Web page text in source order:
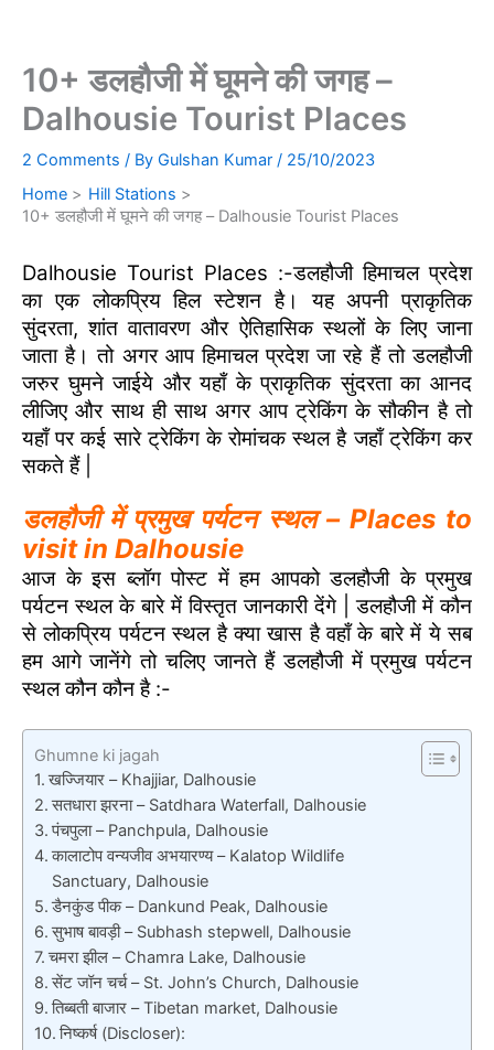
10+ डलहौजी में घूमने की जगह –
Dalhousie Tourist Places
2 Comments / By Gulshan Kumar / 25/10/2023
Home
Hill Stations
10+ डलहौजी में घूमने की जगह – Dalhousie Tourist Places
Dalhousie Tourist Places :-डलहौजी हिमाचल प्रदेश
का एक लोकप्रिय हिल स्टेशन है। यह अपनी प्राकृतिक
सुंदरता, शांत वातावरण और ऐतिहासिक स्थलों के लिए जाना
जाता है। तो अगर आप हिमाचल प्रदेश जा रहे हैं तो डलहौजी
जरुर घुमने जाईये और यहाँ के प्राकृतिक सुंदरता का आनद
लीजिए और साथ ही साथ अगर आप ट्रेकिंग के सौकीन है तो
यहाँ पर कई सारे ट्रेकिंग के रोमांचक स्थल है जहाँ ट्रेकिंग कर
सकते हैं |
डलहौजी में प्रमुख पर्यटन स्थल – Places to
visit in Dalhousie
आज के इस ब्लॉग पोस्ट में हम आपको डलहौजी के प्रमुख
पर्यटन स्थल के बारे में विस्तृत जानकारी देंगे | डलहौजी में कौन
से लोकप्रिय पर्यटन स्थल है क्या खास है वहाँ के बारे में ये सब
हम आगे जानेंगे तो चलिए जानते हैं डलहौजी में प्रमुख पर्यटन
स्थल कौन कौन है :-
Ghumne ki jagah
खज्जियार – Khajjiar, Dalhousie
सतधारा झरना – Satdhara Waterfall, Dalhousie
पंचपुला – Panchpula, Dalhousie
कालाटोप वन्यजीव अभयारण्य – Kalatop Wildlife
Sanctuary, Dalhousie
डैनकुंड पीक – Dankund Peak, Dalhousie
सुभाष बावड़ी – Subhash stepwell, Dalhousie
चमरा झील – Chamra Lake, Dalhousie
सेंट जॉन चर्च – St. John’s Church, Dalhousie
तिब्बती बाजार – Tibetan market, Dalhousie
निष्कर्ष (Discloser):